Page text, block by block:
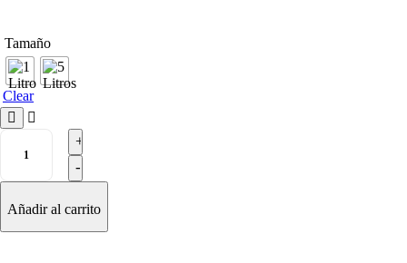
Tamaño
Clear
RED
Añadir al carrito